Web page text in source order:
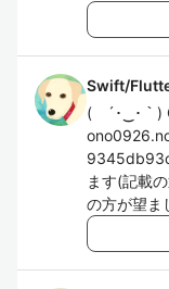
Swift/
( ´･‿･｀)
ます(記載
の方が望ま